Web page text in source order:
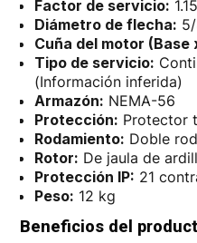
Factor de servicio: 1.15
Diámetro de flecha:
Cuña del motor (Base
Tipo de servicio:
(Información inferida)
Armazón: NEMA-56
Protección: Protector
Rodamiento: Doble
Rotor: De jaula de
Protección IP: 21
Peso: 12 kg
Beneficios del